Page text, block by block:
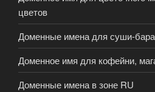
цветов
Доменные имена для суши-
Доменное имя для кофейни,
Доменные имена в зоне RU